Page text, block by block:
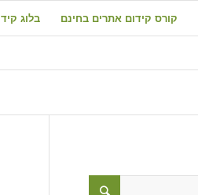
קורס קידום אתרים בחינם בלוג